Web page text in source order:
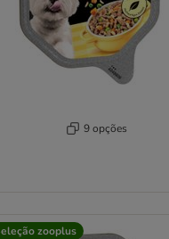
9 opções
zooplus